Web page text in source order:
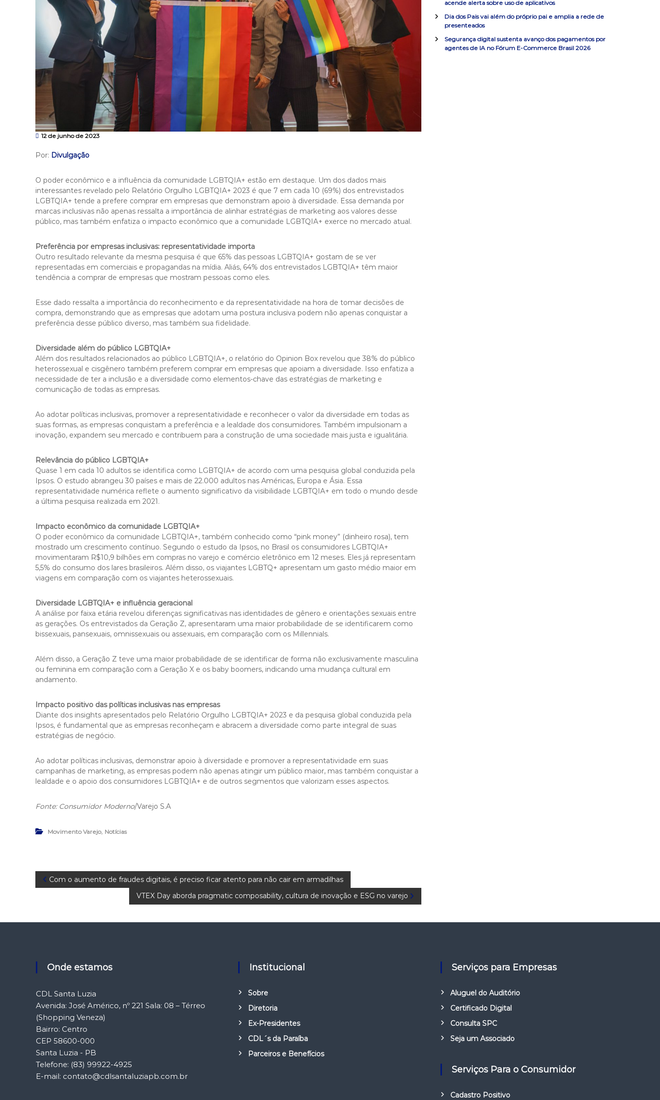
12 de junho de 2023
Por: Divulgação
O poder econômico e a influência da comunidade LGBTQIA+ estão em destaque. Um dos dados mais
interessantes revelado pelo Relatório Orgulho LGBTQIA+ 2023 é que 7 em cada 10 (69%) dos entrevistados
LGBTQIA+ tende a prefere comprar em empresas que demonstram apoio à diversidade. Essa demanda por
marcas inclusivas não apenas ressalta a importância de alinhar estratégias de marketing aos valores desse
público, mas também enfatiza o impacto econômico que a comunidade LGBTQIA+ exerce no mercado atual.
Preferência por empresas inclusivas: representatividade importa
Outro resultado relevante da mesma pesquisa é que 65% das pessoas LGBTQIA+ gostam de se ver
representadas em comerciais e propagandas na mídia. Aliás, 64% dos entrevistados LGBTQIA+ têm maior
tendência a comprar de empresas que mostram pessoas como eles.
Esse dado ressalta a importância do reconhecimento e da representatividade na hora de tomar decisões de
compra, demonstrando que as empresas que adotam uma postura inclusiva podem não apenas conquistar a
preferência desse público diverso, mas também sua fidelidade.
Diversidade além do público LGBTQIA+
Além dos resultados relacionados ao público LGBTQIA+, o relatório do Opinion Box revelou que 38% do público
heterossexual e cisgênero também preferem comprar em empresas que apoiam a diversidade. Isso enfatiza a
necessidade de ter a inclusão e a diversidade como elementos-chave das estratégias de marketing e
comunicação de todas as empresas.
Ao adotar políticas inclusivas, promover a representatividade e reconhecer o valor da diversidade em todas as
suas formas, as empresas conquistam a preferência e a lealdade dos consumidores. Também impulsionam a
inovação, expandem seu mercado e contribuem para a construção de uma sociedade mais justa e igualitária.
Relevância do público LGBTQIA+
Quase 1 em cada 10 adultos se identifica como LGBTQIA+ de acordo com uma pesquisa global conduzida pela
Ipsos. O estudo abrangeu 30 países e mais de 22.000 adultos nas Américas, Europa e Ásia. Essa
representatividade numérica reflete o aumento significativo da visibilidade LGBTQIA+ em todo o mundo desde
a última pesquisa realizada em 2021.
Impacto econômico da comunidade LGBTQIA+
O poder econômico da comunidade LGBTQIA+, também conhecido como “pink money” (dinheiro rosa), tem
mostrado um crescimento contínuo. Segundo o estudo da Ipsos, no Brasil os consumidores LGBTQIA+
movimentaram R$10,9 bilhões em compras no varejo e comércio eletrônico em 12 meses. Eles já representam
5,5% do consumo dos lares brasileiros. Além disso, os viajantes LGBTQ+ apresentam um gasto médio maior em
viagens em comparação com os viajantes heterossexuais.
Diversidade LGBTQIA+ e influência geracional
A análise por faixa etária revelou diferenças significativas nas identidades de gênero e orientações sexuais entre
as gerações. Os entrevistados da Geração Z, apresentaram uma maior probabilidade de se identificarem como
bissexuais, pansexuais, omnissexuais ou assexuais, em comparação com os Millennials.
Além disso, a Geração Z teve uma maior probabilidade de se identificar de forma não exclusivamente masculina
ou feminina em comparação com a Geração X e os baby boomers, indicando uma mudança cultural em
andamento.
Impacto positivo das políticas inclusivas nas empresas
Diante dos insights apresentados pelo Relatório Orgulho LGBTQIA+ 2023 e da pesquisa global conduzida pela
Ipsos, é fundamental que as empresas reconheçam e abracem a diversidade como parte integral de suas
estratégias de negócio.
Ao adotar políticas inclusivas, demonstrar apoio à diversidade e promover a representatividade em suas
campanhas de marketing, as empresas podem não apenas atingir um público maior, mas também conquistar a
lealdade e o apoio dos consumidores LGBTQIA+ e de outros segmentos que valorizam esses aspectos.
Fonte: Consumidor Moderno/Varejo S.A
Movimento Varejo, Notícias
N
v
g
a
ç
ã
o
d
Com o aumento de fraudes digitais, é preciso ficar atento para não cair em armadilhas
VTEX Day aborda pragmatic composability, cultura de inovação e ESG no varejo
:
acende alerta sobre uso de aplicativos
Dia dos Pais vai além do próprio pai e amplia a rede de
presenteados
Segurança digital sustenta avanço dos pagamentos por
agentes de IA no Fórum E-Commerce Brasil 2026
Onde estamos
CDL Santa Luzia
Avenida: José Américo, nº 221 Sala: 08 – Térreo
(Shopping Veneza)
Bairro: Centro
CEP 58600-000
Santa Luzia - PB
Telefone: (83) 99922-4925
E-mail: contato@cdlsantaluziapb.com.br
Institucional
Sobre
Diretoria
Ex-Presidentes
CDL´s da Paraíba
Parceiros e Benefícios
Serviços para Empresas
Aluguel do Auditório
Certificado Digital
Consulta SPC
Seja um Associado
Serviços Para o Consumidor
Cadastro Positivo